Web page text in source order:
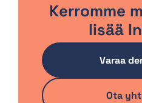
Kerromme
lisää
Varaa
Ota